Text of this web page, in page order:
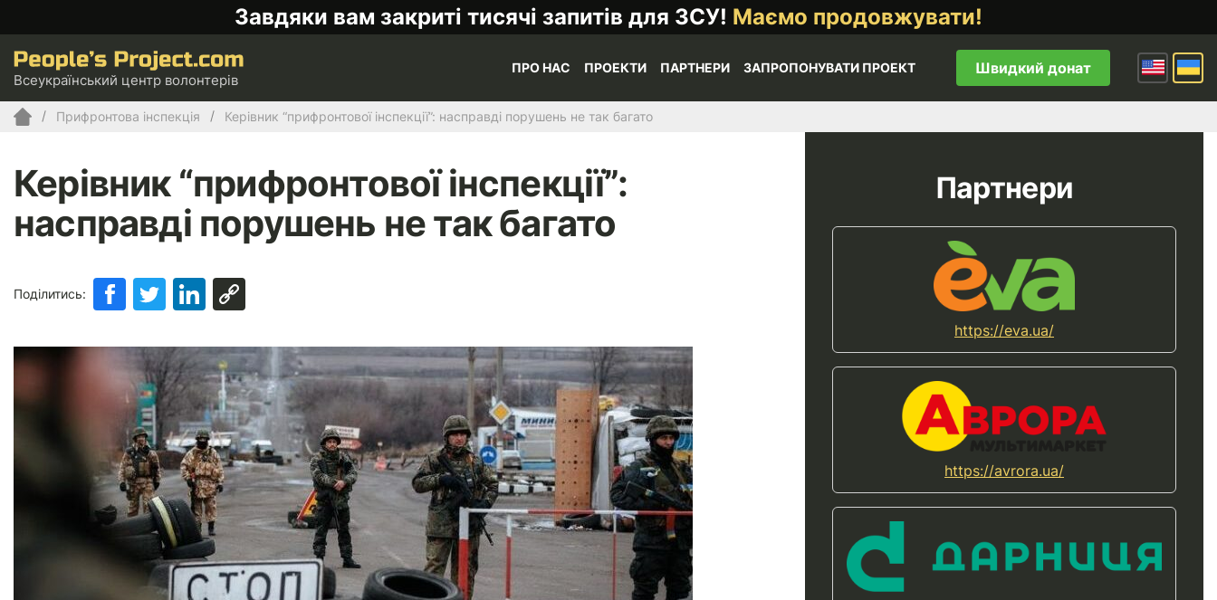
Завдяки вам закриті тисячі запитів для ЗСУ! Маємо продовжувати!
Всеукраїнський центр волонтерів
ПРО НАС ПРОЕКТИ ПАРТНЕРИ ЗАПРОПОНУВАТИ ПРОЕКТ Швидкий донат
Прифронтова інспекція Керівник “прифронтової інспекції”: насправді порушень не так багато
Керівник “прифронтової інспекції”:
насправді порушень не так багато
Поділитись:
Партнери
https://eva.ua/
https://avrora.ua/